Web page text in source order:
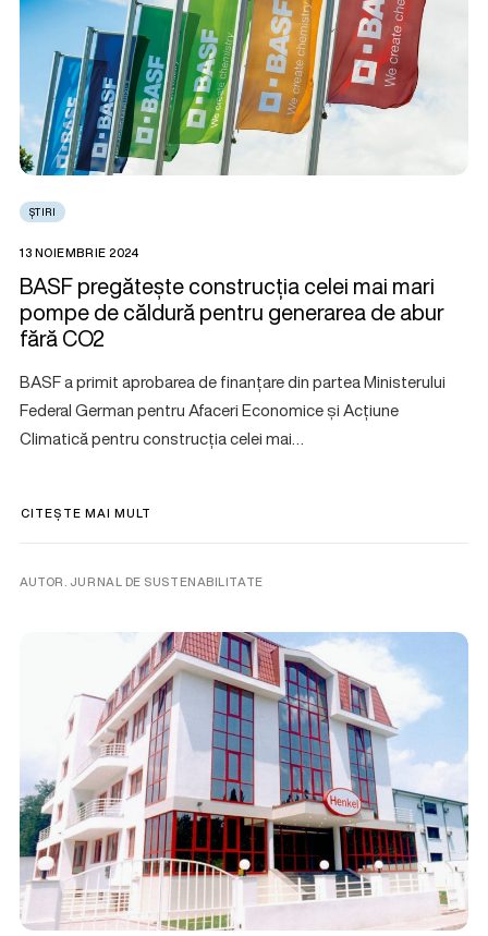
ȘTIRI
13 NOIEMBRIE 2024
BASF pregătește construcția celei mai mari
pompe de căldură pentru generarea de abur
fără CO2
BASF a primit aprobarea de finanțare din partea Ministerului
Federal German pentru Afaceri Economice și Acțiune
Climatică pentru construcția celei mai…
CITEȘTE MAI MULT
AUTOR. JURNAL DE SUSTENABILITATE